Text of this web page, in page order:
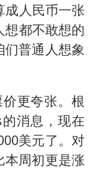
成人民币一张
想都不敢想的
普通人想象
更夸张。根
消息，现在
美元了。对
本周初更是涨